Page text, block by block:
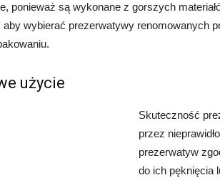
ponieważ są wykonane z gorszych
aby wybierać prezerwatywy renomowanych
użycie
Skuteczność
przez
prezerwatyw
do ich pęknięcia